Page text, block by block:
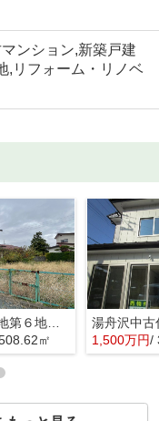
マンション,新築戸建
,リフォーム・リノベ
石鳥谷町好地第６地割売地
㎡
湯舟沢中古
1,500万円/